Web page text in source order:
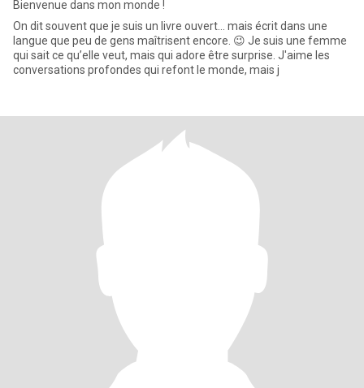
Bienvenue dans mon monde !
​On dit souvent que je suis un livre ouvert... mais écrit dans une
langue que peu de gens maîtrisent encore. 😉 ​Je suis une femme
qui sait ce qu’elle veut, mais qui adore être surprise. J'aime les
conversations profondes qui refont le monde, mais j